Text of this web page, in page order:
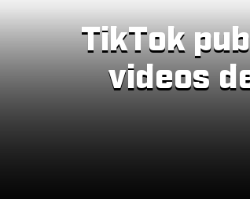
TikTok
videos